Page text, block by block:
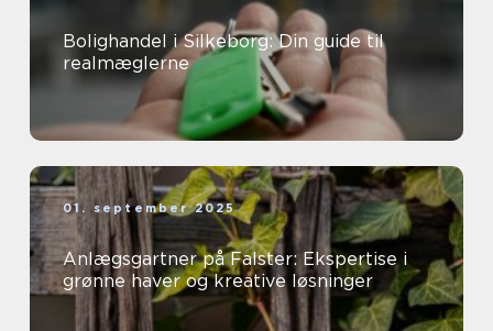
Bolighandel i Silkeborg: Din guide til
realmæglerne
01. september 2025
Anlægsgartner på Falster: Ekspertise i
grønne haver og kreative løsninger